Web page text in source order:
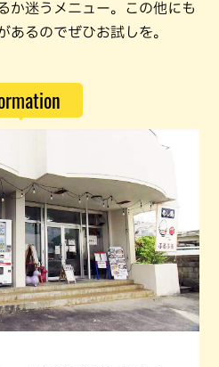
か迷うメニュー。この他にも
あるのでぜひお試しを。